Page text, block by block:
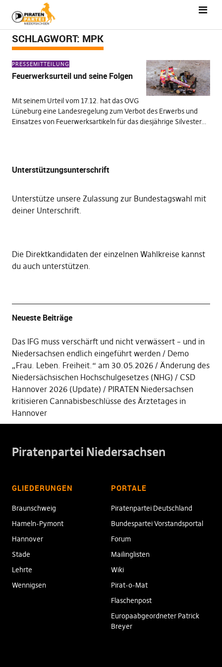
SCHLAGWORT: MPK
PRESSEMITTEILUNG
Feuerwerksurteil und seine Folgen
Mit seinem Urteil vom 17.12. hat das OVG
Lüneburg eine Landesregelung zum Verbot des Erwerbs und
Einsatzes von Feuerwerksartikeln für das diesjährige Silvester…
Unterstützungsunterschrift
Unterstütze unsere Zulassung zur Bundestagswahl mit
deiner Unterschrift.
Die Direktkandidaten der einzelnen Wahlkreise kannst
du auch unterstützen.
Neueste Beiträge
Das IFG muss verschärft und nicht verwässert – und in
Niedersachsen endlich eingeführt werden
Demo
„Frau. Leben. Freiheit.“ am 30.05.2026
Änderung des
Niedersächsischen Hochschulgesetzes (NHG)
CSD
Hannover 2026 (Update)
PIRATEN Niedersachsen
kritisieren Cannabisbeschlüsse des Ärztetages in
Hannover
Piratenpartei Niedersachsen
GLIEDERUNGEN
Braunschweig
Hameln-Pymont
Hannover
Stade
Lehrte
Wennigsen
PORTALE
Piratenpartei Deutschland
Bundespartei Vorstandsportal
Forum
Mailinglisten
Wiki
Pirat-o-Mat
Flaschenpost
Europaabgeordneter Patrick
Breyer